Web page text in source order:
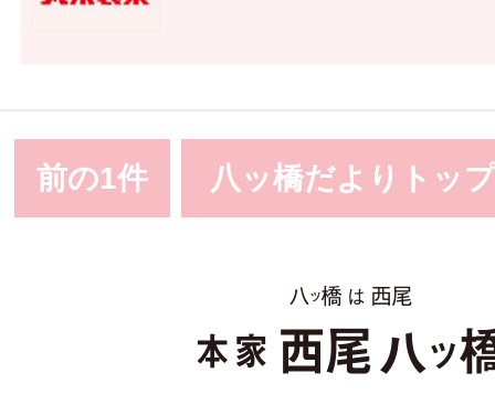
前の1件 八ッ橋だよりトッ